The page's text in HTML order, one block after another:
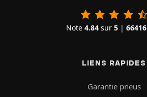
Note 4.84 sur 5 | 66416
LIENS RAPIDES
Garantie pneus